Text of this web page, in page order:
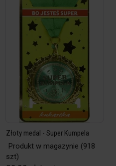
Złoty medal - Super Kumpela
Produkt w magazynie (918
szt)